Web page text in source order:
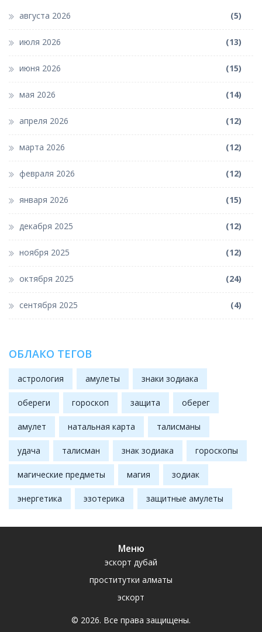
августа 2026 (5)
июля 2026 (13)
июня 2026 (15)
мая 2026 (14)
апреля 2026 (12)
марта 2026 (12)
февраля 2026 (12)
января 2026 (15)
декабря 2025 (12)
ноября 2025 (12)
октября 2025 (24)
сентября 2025 (4)
ОБЛАКО ТЕГОВ
астрология амулеты знаки зодиака
обереги гороскоп защита оберег
амулет натальная карта талисманы
удача талисман знак зодиака гороскопы
магические предметы магия зодиак
энергетика эзотерика защитные амулеты
Меню
эскорт дубай
проститутки алматы
эскорт
© 2026. Все права защищены.